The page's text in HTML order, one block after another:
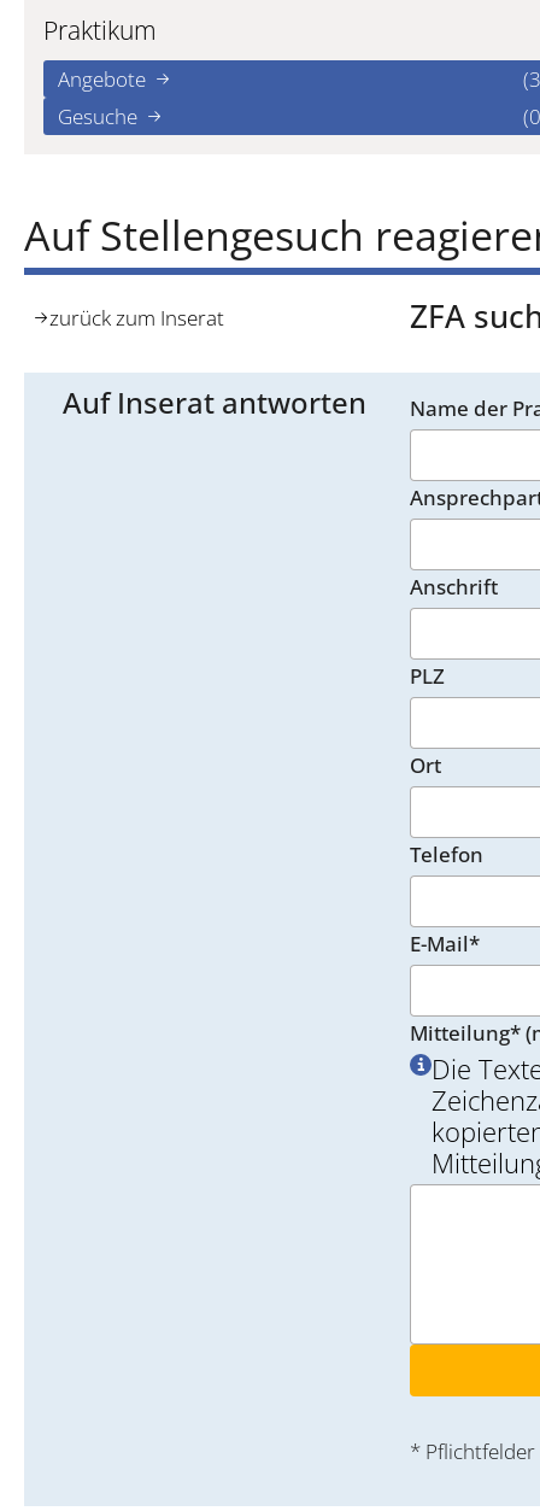
Praktikum
Angebote
Gesuche
Auf Stellengesuch
zurück zum Inserat ZFA
Auf Inserat antworten Name der
Anschrift
PLZ
Ort
Telefon
E-Mail*
Die
Mitteilung*
* Pflichtfelder